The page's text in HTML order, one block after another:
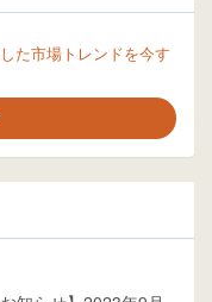
た市場トレンドを今す